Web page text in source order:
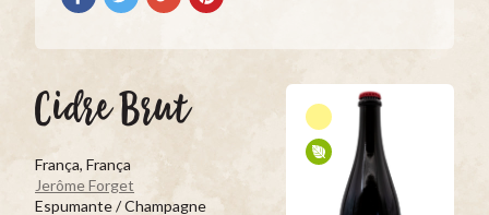
no
no
no
no
Cidre Brut
França, França
Jerôme Forget
Espumante / Champagne